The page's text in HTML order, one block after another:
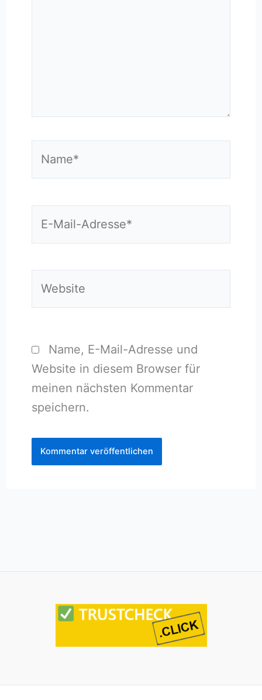
Name, E-Mail-Adresse und
Website in diesem Browser für
meinen nächsten Kommentar
speichern.